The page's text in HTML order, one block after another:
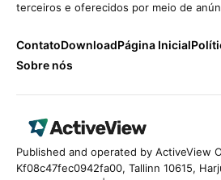
terceiros e oferecidos por meio de
ContatoDownloadPágina Inicial
Sobre nós
Published and operated by ActiveView
Kf08c47fec0942fa00, Tallinn 10615,